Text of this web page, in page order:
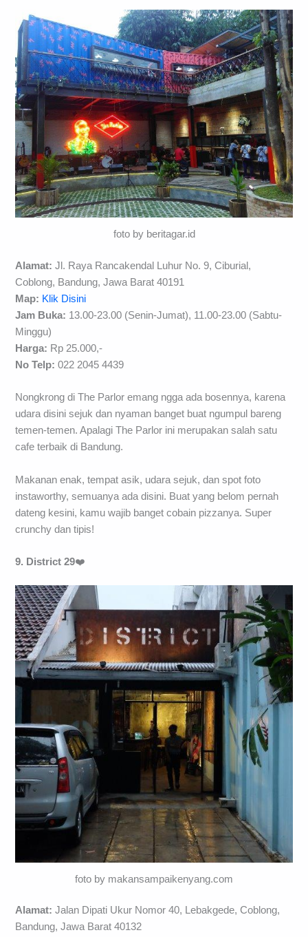
foto by beritagar.id
Alamat: Jl. Raya Rancakendal Luhur No. 9, Ciburial,
Coblong, Bandung, Jawa Barat 40191
Map: Klik Disini
Jam Buka: 13.00-23.00 (Senin-Jumat), 11.00-23.00 (Sabtu-
Minggu)
Harga: Rp 25.000,-
No Telp: 022 2045 4439
Nongkrong di The Parlor emang ngga ada bosennya, karena
udara disini sejuk dan nyaman banget buat ngumpul bareng
temen-temen. Apalagi The Parlor ini merupakan salah satu
cafe terbaik di Bandung.
Makanan enak, tempat asik, udara sejuk, dan spot foto
instaworthy, semuanya ada disini. Buat yang belom pernah
dateng kesini, kamu wajib banget cobain pizzanya. Super
crunchy dan tipis!
9. District 29❤️
foto by makansampaikenyang.com
Alamat: Jalan Dipati Ukur Nomor 40, Lebakgede, Coblong,
Bandung, Jawa Barat 40132